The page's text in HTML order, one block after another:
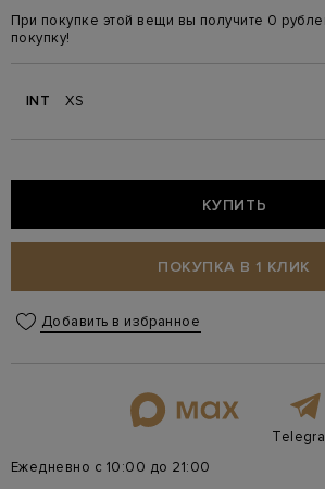
При покупке этой вещи вы получите 0
покупку!
INT XS
КУПИТЬ
ПОКУПКА В 1 КЛИК
Добавить в избранное
Ежедневно с 10:00 до 21:00